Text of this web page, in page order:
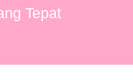
Tepat